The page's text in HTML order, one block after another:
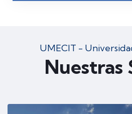
UMECIT -
Nuestras